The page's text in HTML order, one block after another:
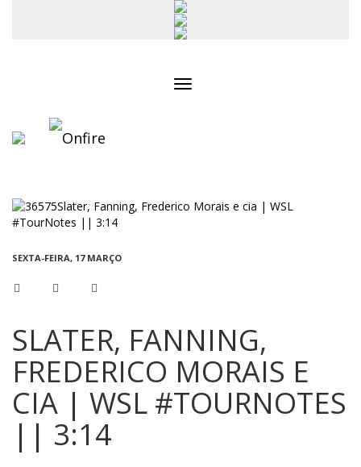
SEXTA-FEIRA, 17 MARÇO
SLATER, FANNING,
FREDERICO MORAIS E
CIA | WSL #TOURNOTES
|| 3:14